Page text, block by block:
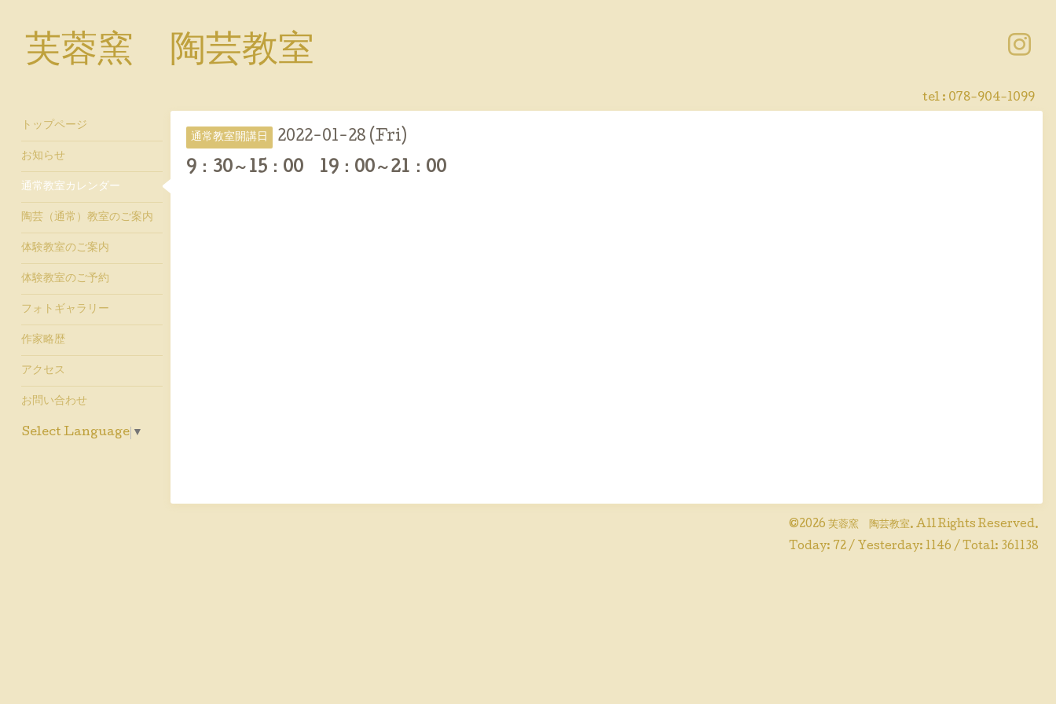
芙蓉窯 陶芸教室
tel : 078-904-1099
通常教室開講日 2022-01-28 (Fri)
9：30～15：00 19：00～21：00
©2026 芙蓉窯 陶芸教室. All Rights Reserved.
Today: 72 / Yesterday: 1146 / Total: 361138
トップページ
お知らせ
通常教室カレンダー
陶芸（通常）教室のご案内
体験教室のご案内
体験教室のご予約
フォトギャラリー
作家略歴
アクセス
お問い合わせ
Select Language ▼